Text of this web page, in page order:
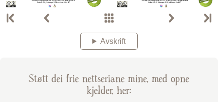
Avskrift
Støtt dei frie nettseriane mine, med opne
kjelder, her: